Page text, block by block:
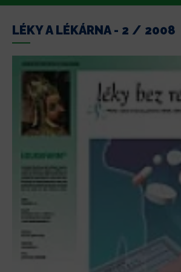
LÉKY A LÉKÁRNA - 2 / 2008